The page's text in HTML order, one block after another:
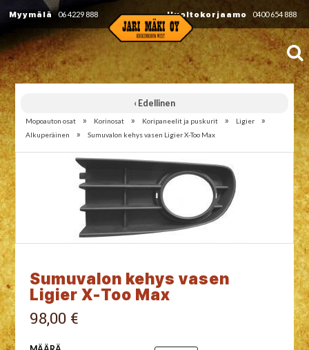
Myymälä 06 4229 888 Huoltokorjaamo 0400 654 888
‹ Edellinen
Mopoauton osat » Korinosat » Koripaneelit ja puskurit » Ligier »
Alkuperäinen » Sumuvalon kehys vasen Ligier X-Too Max
Sumuvalon kehys vasen
Ligier X-Too Max
98,00 €